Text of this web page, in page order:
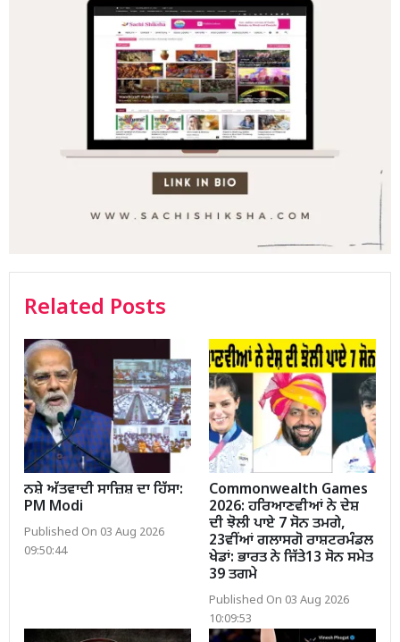
Related Posts
ਨਸ਼ੇ ਅੱਤਵਾਦੀ ਸਾਜ਼ਿਸ਼ ਦਾ ਹਿੱਸਾ:
PM Modi
Published On 03 Aug 2026
09:50:44
Commonwealth Games
2026: ਹਰਿਆਣਵੀਆਂ ਨੇ ਦੇਸ਼
ਦੀ ਝੋਲੀ ਪਾਏ 7 ਸੋਨ ਤਮਗੇ,
23ਵੀਂਆਂ ਗਲਾਸਗੋ ਰਾਸ਼ਟਰਮੰਡਲ
ਖੇਡਾਂ: ਭਾਰਤ ਨੇ ਜਿੱਤੇ13 ਸੋਨ ਸਮੇਤ
39 ਤਗਮੇ
Published On 03 Aug 2026
10:09:53